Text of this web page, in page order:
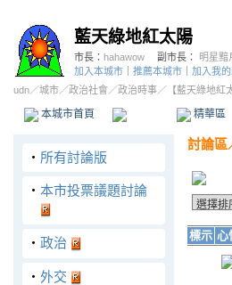
藍天綠地紅太陽
市長： hahawow 副市長：
明星黯
加入本城市
推薦本城市 加入我
udn／城市／政治社會 ／政治時事／ 【藍天綠地紅
本城市首頁 精華區
‧ 所有討論版
‧ 本市投票議題討論
‧ 政治
‧ 外交
討論區
標示 心